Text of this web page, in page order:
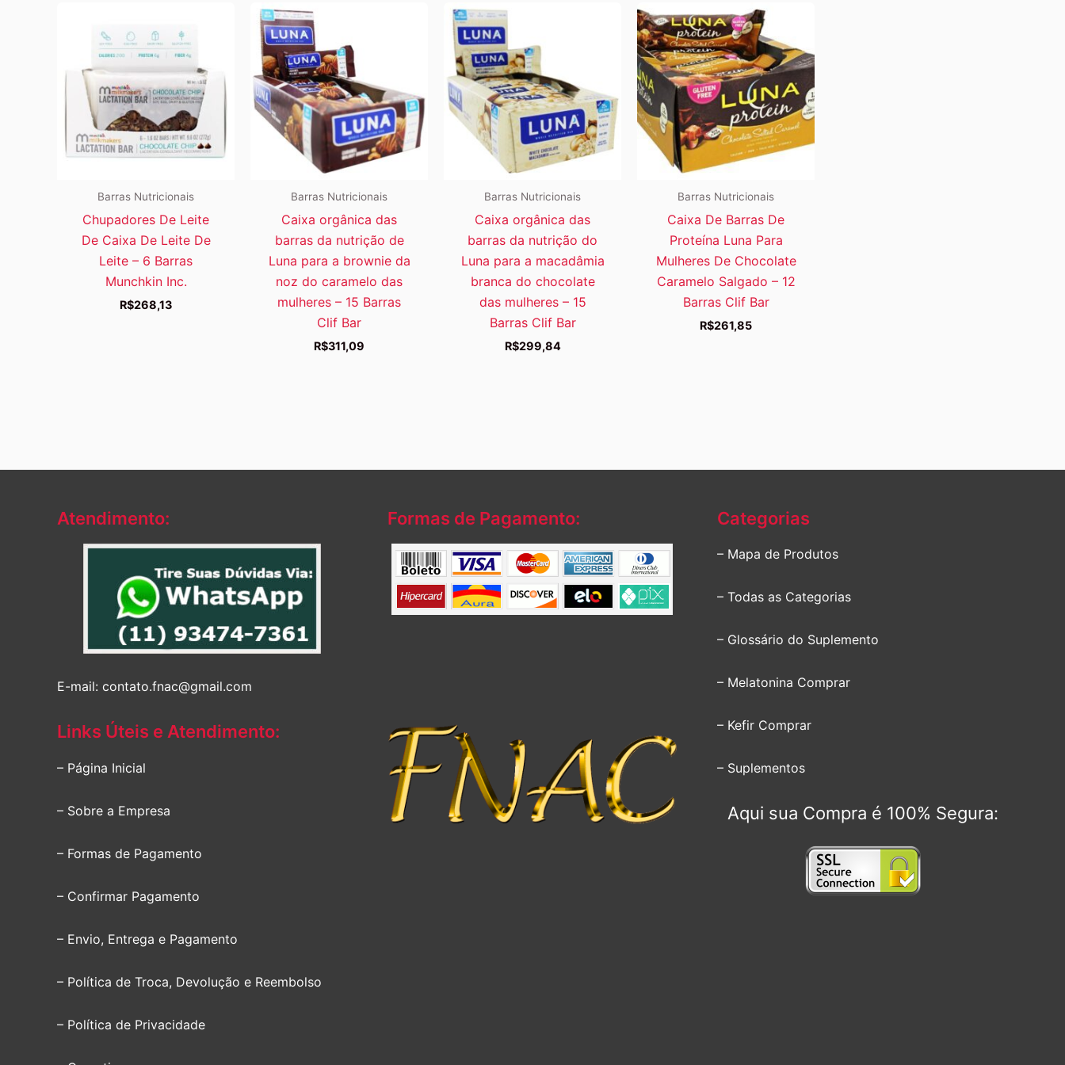
Barras Nutricionais
Chupadores De Leite
De Caixa De Leite De
Leite – 6 Barras
Munchkin Inc.
R$268,13
Barras Nutricionais
Caixa orgânica das
barras da nutrição de
Luna para a brownie da
noz do caramelo das
mulheres – 15 Barras
Clif Bar
R$311,09
Barras Nutricionais
Caixa orgânica das
barras da nutrição do
Luna para a macadâmia
branca do chocolate
das mulheres – 15
Barras Clif Bar
R$299,84
Barras Nutricionais
Caixa De Barras De
Proteína Luna Para
Mulheres De Chocolate
Caramelo Salgado – 12
Barras Clif Bar
R$261,85
Atendimento:
E-mail: contato.fnac@gmail.com
Links Úteis e Atendimento:
– Página Inicial
– Sobre a Empresa
– Formas de Pagamento
– Confirmar Pagamento
– Envio, Entrega e Pagamento
– Política de Troca, Devolução e Reembolso
– Política de Privacidade
Formas de Pagamento: Categorias
– Mapa de Produtos
– Todas as Categorias
– Glossário do Suplemento
– Melatonina Comprar
– Kefir Comprar
– Suplementos
Aqui sua Compra é 100% Segura: